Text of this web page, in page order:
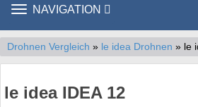
TOGGLE
NAVIGATION
Drohnen Vergleich » le idea Drohnen » le
le idea IDEA 12